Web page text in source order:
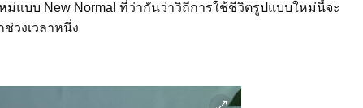
ม่แบบ New Normal ที่ว่ากันว่าวิถีการใช้ชีวิตรูปแบบใหม่นี้จะ
วงเวลาหนึ่ง